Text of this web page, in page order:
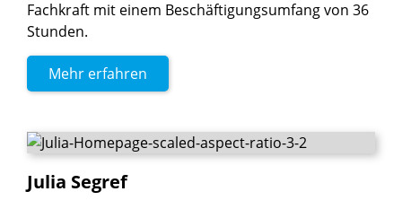
Fachkraft mit einem Beschäftigungsumfang von 36
Stunden.
Mehr erfahren
Julia Segref